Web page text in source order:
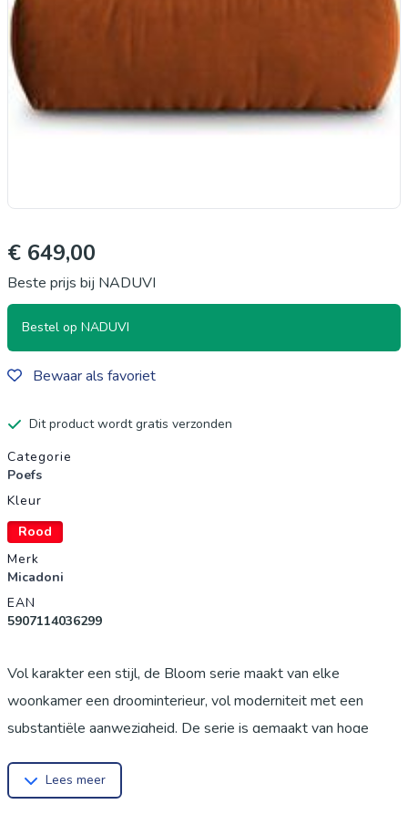
€ 649,00
Beste prijs bij NADUVI
Bestel op NADUVI
Bewaar als favoriet
Dit product wordt gratis verzonden
Productgegevens
Categorie
Poefs
Kleur
Rood
Merk
Micadoni
EAN
5907114036299
Vol karakter een stijl, de Bloom serie maakt van elke
woonkamer een droominterieur, vol moderniteit met een
substantiële aanwezigheid.⁠ De serie is gemaakt van hoge
het merk: Micadoni: way of living - way of being Wij zijn een
Lees meer